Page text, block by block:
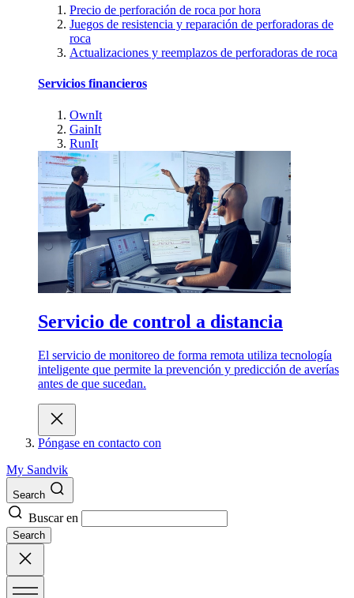
Precio de perforación de roca por hora
Juegos de resistencia y reparación de perforadoras de
roca
Actualizaciones y reemplazos de perforadoras de roca
Servicios financieros
OwnIt
GainIt
RunIt
Servicio de control a distancia
El servicio de monitoreo de forma remota utiliza tecnología
inteligente que permite la prevención y predicción de averías
antes de que sucedan.
Póngase en contacto con
My Sandvik
Search
Buscar en
Search